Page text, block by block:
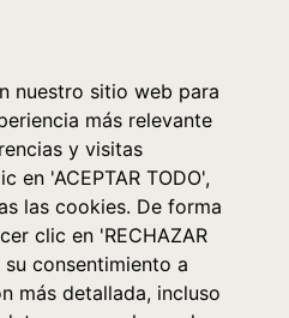
nuestro sitio web para
más relevante
y visitas
en 'ACEPTAR TODO',
las cookies. De forma
clic en 'RECHAZAR
consentimiento a
más detallada, incluso